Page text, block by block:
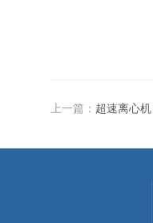
上一篇： 超速离心机